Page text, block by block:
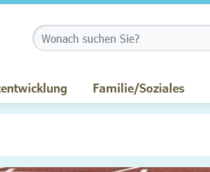
Familie/Soziales